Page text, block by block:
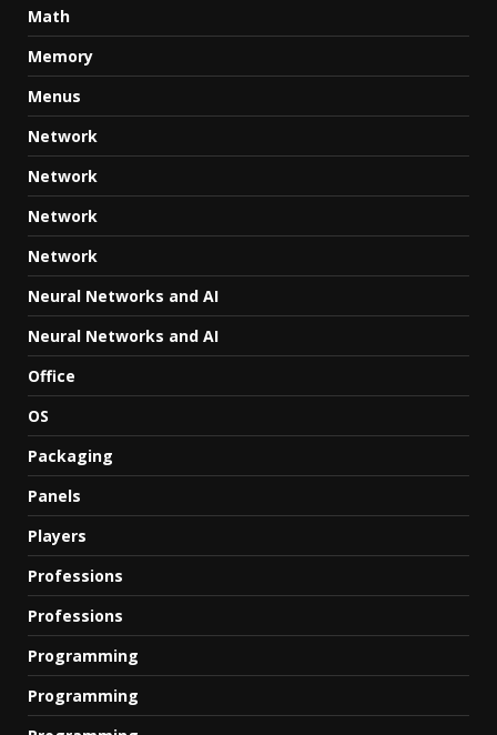
Math
Memory
Menus
Network
Network
Network
Network
Neural Networks and AI
Neural Networks and AI
Office
OS
Packaging
Panels
Players
Professions
Professions
Programming
Programming